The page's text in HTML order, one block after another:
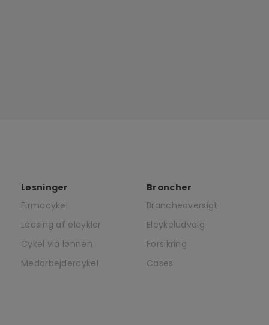
Løsninger
Firmacykel
Leasing af elcykler
Cykel via lønnen
Medarbejdercykel
Brancher
Brancheoversigt
Elcykeludvalg
Forsikring
Cases